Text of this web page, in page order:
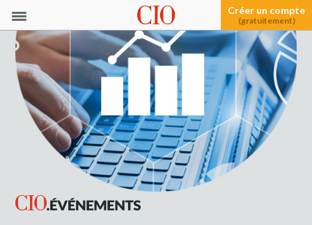
Créer un compte
(gratuitement)